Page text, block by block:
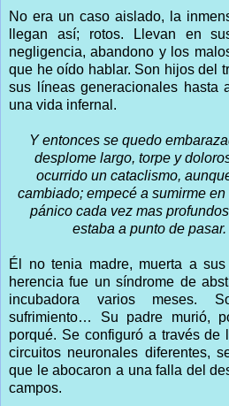
No era un caso aislado, la
llegan así; rotos. Llevan en
negligencia, abandono y los
que he oído hablar. Son hijos del
sus líneas generacionales hasta
una vida infernal.
Y entonces se quedo
desplome largo, torpe y
ocurrido un cataclismo,
cambiado; empecé a sumirme
pánico cada vez mas
estaba a punto de pasar.
Él no tenia madre, muerta a
herencia fue un síndrome de
incubadora varios meses.
sufrimiento… Su padre murió,
porqué. Se configuró a través de
circuitos neuronales diferentes,
que le abocaron a una falla del
campos.